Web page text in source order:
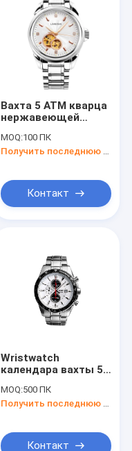
Вахта 5 ATM кварца
нержавеющей
сегмента подгонял
Wristwatch
MOQ:100 ПК
Контакт
Wristwatch
календара вахты 5
нержавеющей
стали подгонянный
MOQ:500 ПК
Контакт